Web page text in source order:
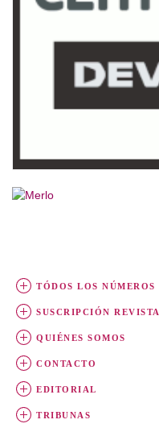
TÓDOS LOS NÚMEROS
SUSCRIPCIÓN REVISTA
QUIÉNES SOMOS
CONTACTO
EDITORIAL
TRIBUNAS